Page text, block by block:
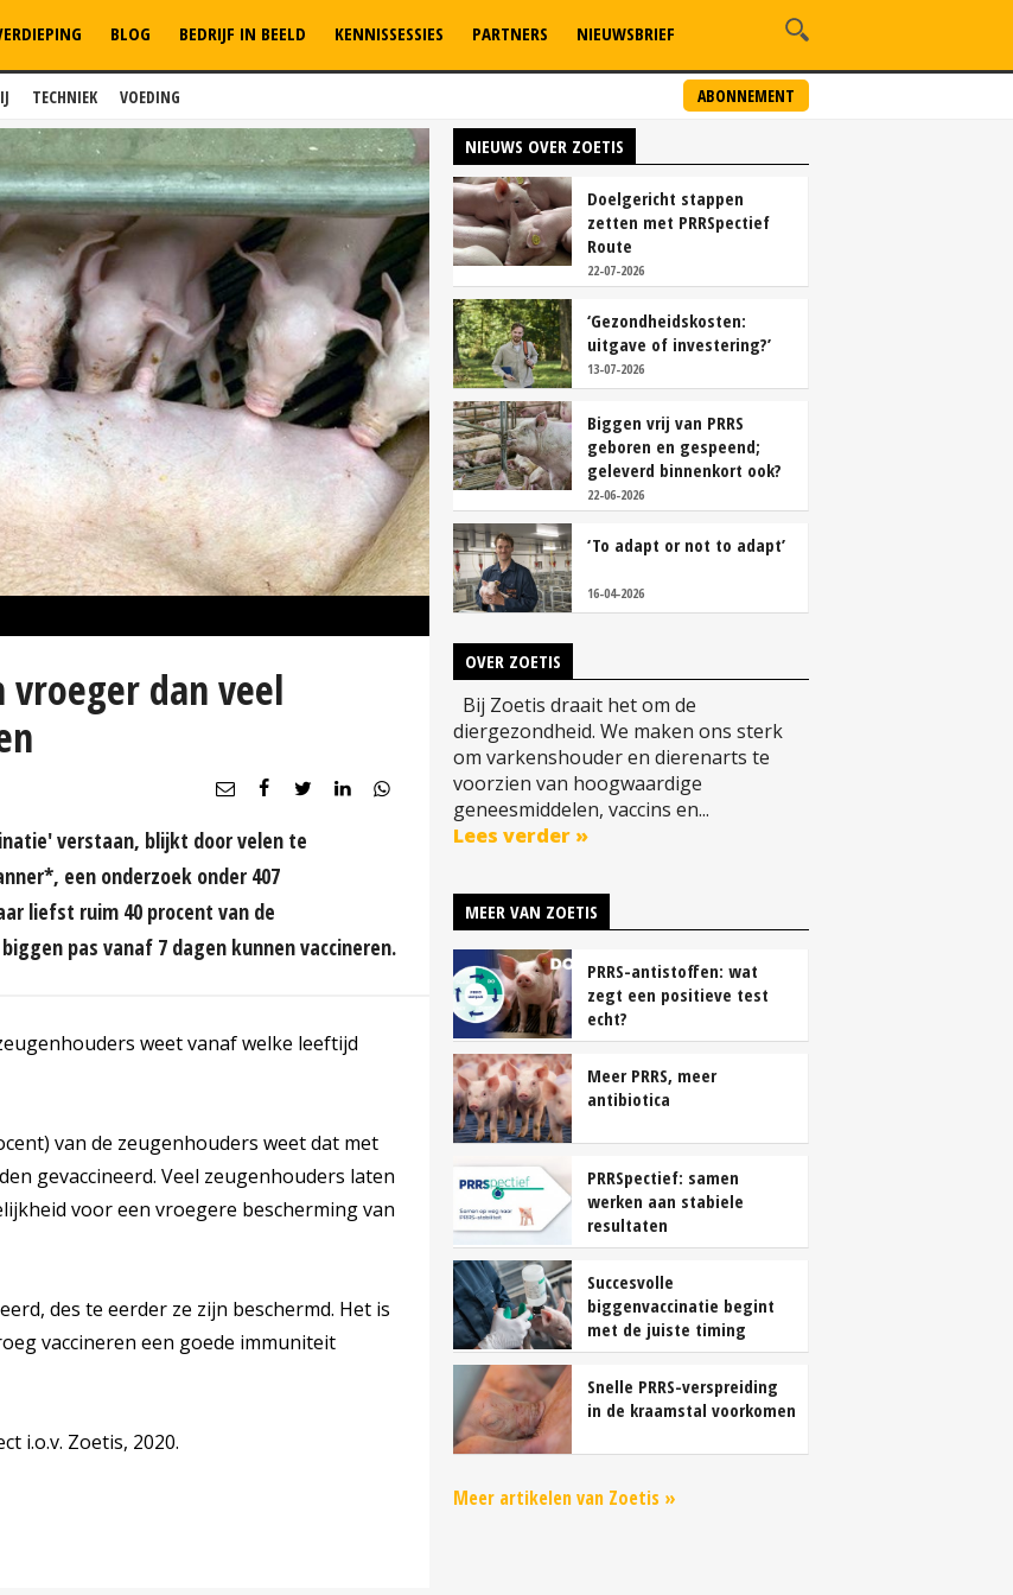
TECHNIEK VOEDING ABONNEMENT
BLOG BEDRIJF IN BEELD KENNISSESSIES PARTNERS NIEUWSBRIEF
vroeger dan veel
verstaan, blijkt door velen te
een onderzoek onder 407
liefst ruim 40 procent van de
pas vanaf 7 dagen kunnen vaccineren.
weet vanaf welke leeftijd
van de zeugenhouders weet dat met
gevaccineerd. Veel zeugenhouders laten
voor een vroegere bescherming van
des te eerder ze zijn beschermd. Het is
vaccineren een goede immuniteit
i.o.v. Zoetis, 2020.
NIEUWS OVER ZOETIS
Doelgericht stappen
zetten met PRRSpectief
Route
22-07-2026
‘Gezondheidskosten:
uitgave of investering?’
13-07-2026
Biggen vrij van PRRS
geboren en gespeend;
geleverd binnenkort ook?
22-06-2026
‘To adapt or not to adapt’
16-04-2026
OVER ZOETIS
Bij Zoetis draait het om de
diergezondheid. We maken ons sterk
om varkenshouder en dierenarts te
voorzien van hoogwaardige
geneesmiddelen, vaccins en...
Lees verder »
MEER VAN ZOETIS
PRRS-antistoffen: wat
zegt een positieve test
echt?
Meer PRRS, meer
antibiotica
PRRSpectief: samen
werken aan stabiele
resultaten
Succesvolle
biggenvaccinatie begint
met de juiste timing
Snelle PRRS-verspreiding
in de kraamstal voorkomen
Meer artikelen van Zoetis »